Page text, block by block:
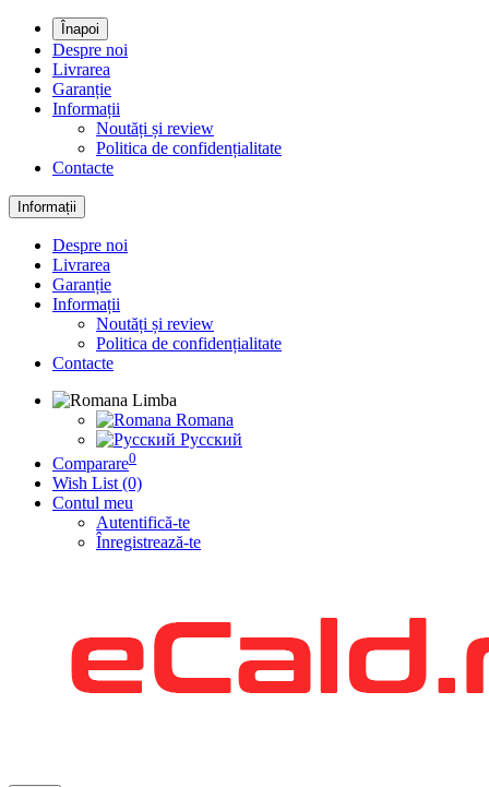
Înapoi
Despre noi
Livrarea
Garanție
Informații
Noutăți și review
Politica de confidențialitate
Contacte
Informații
Despre noi
Livrarea
Garanție
Informații
Noutăți și review
Politica de confidențialitate
Contacte
Limba
Romana
Русский
Comparare0
Wish List (0)
Contul meu
Autentifică-te
Înregistrează-te